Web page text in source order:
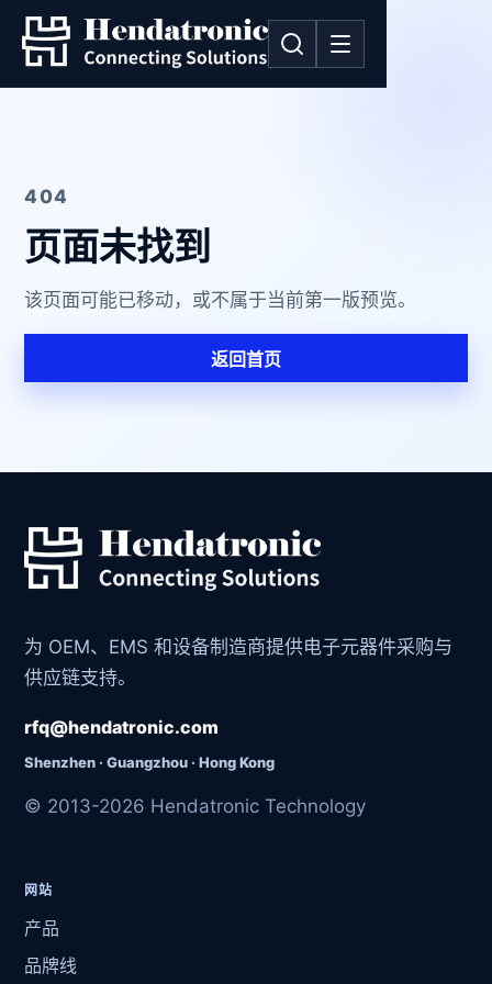
404
页面未找到
该页面可能已移动，或不属于当前第一版预览。
返回首页
为 OEM、EMS 和设备制造商提供电子元器件采购与
供应链支持。
rfq@hendatronic.com
Shenzhen · Guangzhou · Hong Kong
© 2013-2026 Hendatronic Technology
网站
产品
品牌线